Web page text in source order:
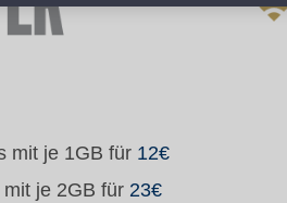
mit je 1GB für 12€
je 2GB für 23€